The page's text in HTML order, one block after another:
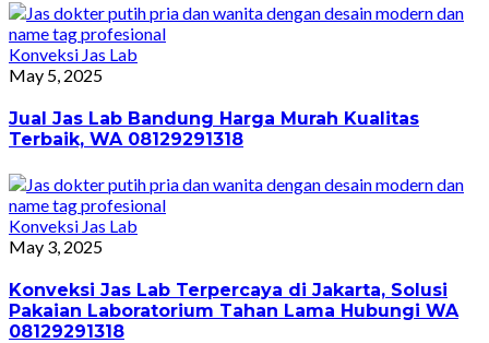
Konveksi Jas Lab
May 5, 2025
Jual Jas Lab Bandung Harga Murah Kualitas
Terbaik, WA 08129291318
Konveksi Jas Lab
May 3, 2025
Konveksi Jas Lab Terpercaya di Jakarta, Solusi
Pakaian Laboratorium Tahan Lama Hubungi WA
08129291318